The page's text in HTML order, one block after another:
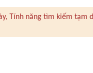
Tính năng tìm kiếm